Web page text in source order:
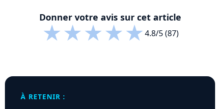
Donner votre avis sur cet article
★★★★★4.8/5 (87)
À RETENIR :